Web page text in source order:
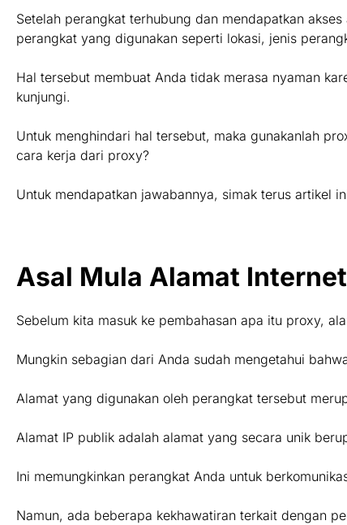
Setelah perangkat terhubung dan mendapatkan
perangkat yang digunakan seperti lokasi, jenis
Hal tersebut membuat Anda tidak merasa nyaman
kunjungi.
Untuk menghindari hal tersebut, maka gunakanlah
cara kerja dari proxy?
Untuk mendapatkan jawabannya, simak terus artikel
Asal Mula Alamat
Sebelum kita masuk ke pembahasan apa itu proxy,
Mungkin sebagian dari Anda sudah mengetahui
Alamat yang digunakan oleh perangkat tersebut
Alamat IP publik adalah alamat yang secara unik
Ini memungkinkan perangkat Anda untuk
Namun, ada beberapa kekhawatiran terkait dengan